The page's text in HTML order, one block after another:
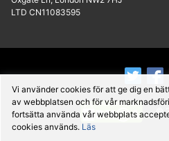
LTD CN11083595
©
Vi använder cookies för att ge dig en
av webbplatsen och för vår
fortsätta använda vår webbplats
cookies används. Läs